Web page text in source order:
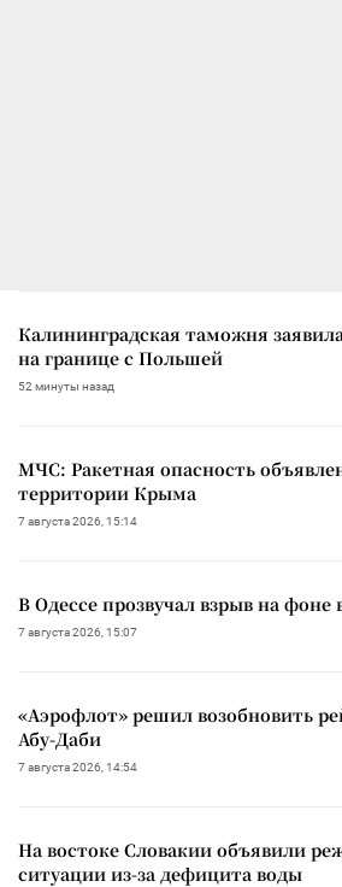
Калининградская таможня
на границе с Польшей
52 минуты назад
МЧС: Ракетная опасность
территории Крыма
7 августа 2026, 15:14
В Одессе прозвучал взрыв на фоне
7 августа 2026, 15:07
«Аэрофлот» решил возобновить
Абу-Даби
7 августа 2026, 14:54
На востоке Словакии объявили
ситуации из-за дефицита воды